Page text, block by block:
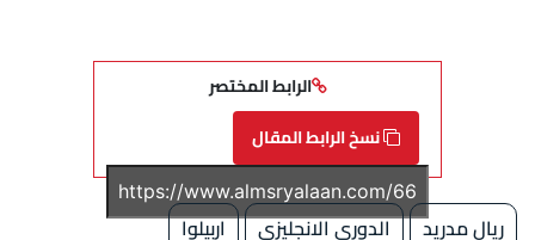
الرابط المختصر
نسخ الرابط المقال
ريال مدريد الدوري الانجليزي اربيلوا